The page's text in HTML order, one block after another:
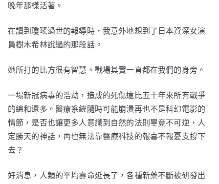
晚年那樣活著。
在讀到瓊瑤過世的報導時，我意外地想到了日本資深女演
員樹木希林說過的那段話。
她所打的比方很有智慧。戰場其實一直都在我們的身旁。
一場新冠病毒的浩劫，造成的死傷遠比五十年來所有戰爭
的總和還多。醫療系統隨時可能崩潰再也不是科幻電影的
情節，是否也讓更多人意識到自然的法則畢竟不可逆，人
定勝天的神話，再也無法靠醫療科技的報喜不報憂支撐下
去？
好消息，人類的平均壽命延長了，各種新藥不斷被研發出